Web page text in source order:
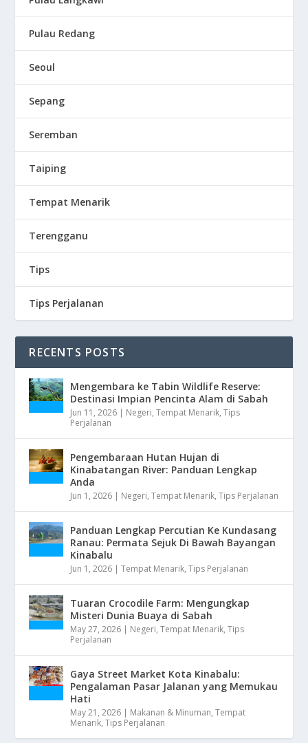
Pulau Redang
Seoul
Sepang
Seremban
Taiping
Tempat Menarik
Terengganu
Tips
Tips Perjalanan
RECENTS POSTS
Mengembara ke Tabin Wildlife Reserve:
Destinasi Impian Pencinta Alam di Sabah
Jun 11, 2026 | Negeri,Tempat Menarik,Tips
Perjalanan
Pengembaraan Hutan Hujan di
Kinabatangan River: Panduan Lengkap
Anda
Jun 1, 2026 | Negeri,Tempat Menarik,Tips Perjalanan
Panduan Lengkap Percutian Ke Kundasang
Ranau: Permata Sejuk Di Bawah Bayangan
Kinabalu
Jun 1, 2026 |Tempat Menarik,Tips Perjalanan
Tuaran Crocodile Farm: Mengungkap
Misteri Dunia Buaya di Sabah
May 27, 2026 | Negeri,Tempat Menarik,Tips
Perjalanan
Gaya Street Market Kota Kinabalu:
Pengalaman Pasar Jalanan yang Memukau
Hati
May 21, 2026 | Makanan & Minuman,Tempat
Menarik,Tips Perjalanan